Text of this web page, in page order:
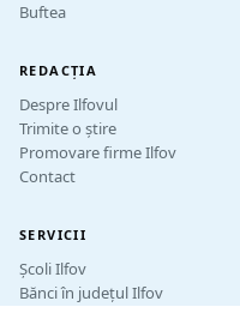
Buftea
REDACȚIA
Despre Ilfovul
Trimite o știre
Promovare firme Ilfov
Contact
SERVICII
Școli Ilfov
Bănci în județul Ilfov